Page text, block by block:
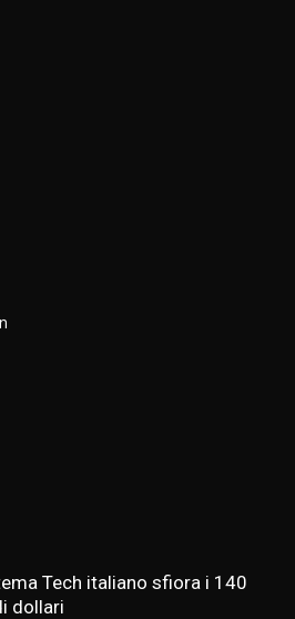
Tech italiano sfiora i 140
dollari